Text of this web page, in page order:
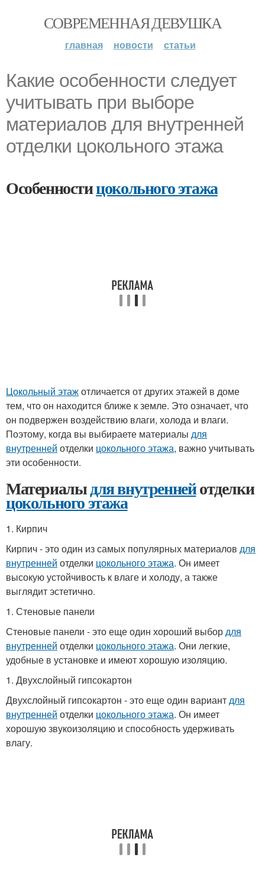
СОВРЕМЕННАЯ ДЕВУШКА
главная новости статьи
Какие особенности следует
учитывать при выборе
материалов для внутренней
отделки цокольного этажа
Особенностицокольного этажа
Цокольный этажотличается от других этажей в доме
тем, что он находится ближе к земле. Это означает, что
он подвержен воздействию влаги, холода и влаги.
Поэтому, когда вы выбираете материалы для
внутренней отделки цокольного этажа, важно учитывать
эти особенности.
Материалыдля внутреннейотделки
цокольного этажа
1. Кирпич
Кирпич - это один из самых популярных материалов для
внутренней отделки цокольного этажа. Он имеет
высокую устойчивость к влаге и холоду, а также
выглядит эстетично.
1. Стеновые панели
Стеновые панели - это еще один хороший выбордля
внутренней отделки цокольного этажа. Они легкие,
удобные в установке и имеют хорошую изоляцию.
1. Двухслойный гипсокартон
Двухслойный гипсокартон - это еще один вариантдля
внутренней отделки цокольного этажа. Он имеет
хорошую звукоизоляцию и способность удерживать
влагу.